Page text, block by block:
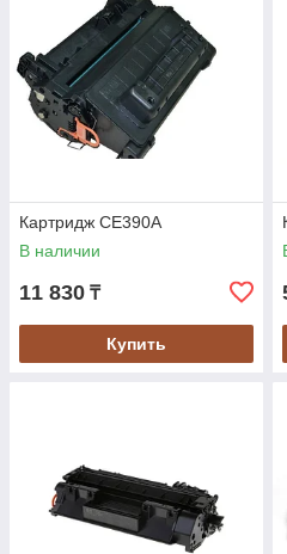
Картридж CE390A
В наличии
11 830 ₸
Купить